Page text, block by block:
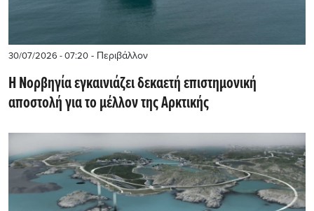
30/07/2026 - 07:20 - Περιβάλλον
Η Νορβηγία εγκαινιάζει δεκαετή επιστημονική
αποστολή για το μέλλον της Αρκτικής